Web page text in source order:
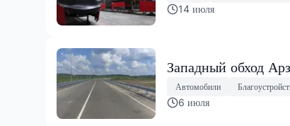
14 июля
Западный обход
Автомобили
6 июля